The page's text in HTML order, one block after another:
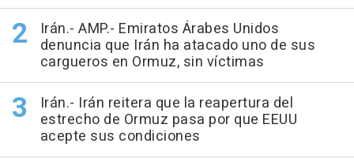
Irán.- AMP.- Emiratos Árabes Unidos
denuncia que Irán ha atacado uno de sus
cargueros en Ormuz, sin víctimas
Irán.- Irán reitera que la reapertura del
estrecho de Ormuz pasa por que EEUU
acepte sus condiciones